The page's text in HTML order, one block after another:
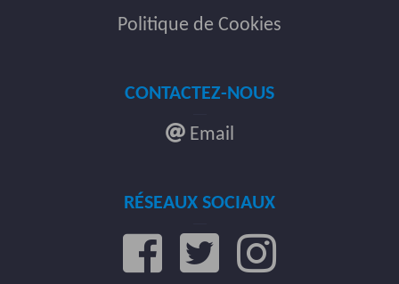
Politique de Cookies
CONTACTEZ-NOUS
Email
RÉSEAUX SOCIAUX